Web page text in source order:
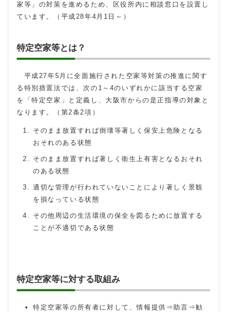
家等」の対策を進めるため、区役所内に相談窓口を設置し
ています。（平成28年4月1日～）
特定空家等とは？
平成27年5月に全面施行された空家等対策の推進に関す
る特別措置法では、次の1～4のいずれかに該当する空家
を「特定空家」と定義し、大阪市からの是正指導の対象と
なります。（第2条2項）
そのまま放置すれば倒壊等著しく保安上危険となる
おそれのある状態
そのまま放置すれば著しく衛生上有害となるおそれ
のある状態
適切な管理が行われていないことにより著しく景観
を損なっている状態
その他周辺の生活環境の保全を図るために放置する
ことが不適切である状態
特定空家等に対する取組み
特定空家等の所有者に対して、情報提供⇒助言⇒勧